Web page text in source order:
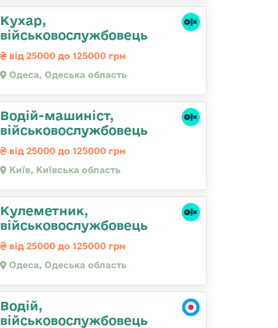
Кухар,
військовослужбовець
від 25000 до 125000 грн
Одеса, Одеська область
Водій-машиніст,
військовослужбовець
від 25000 до 125000 грн
Київ, Київська область
Кулеметник,
військовослужбовець
від 25000 до 125000 грн
Одеса, Одеська область
Водій,
військовослужбовець